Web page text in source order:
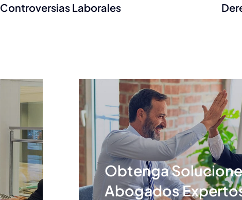
Controversias Laborales
Obtenga
Abogados